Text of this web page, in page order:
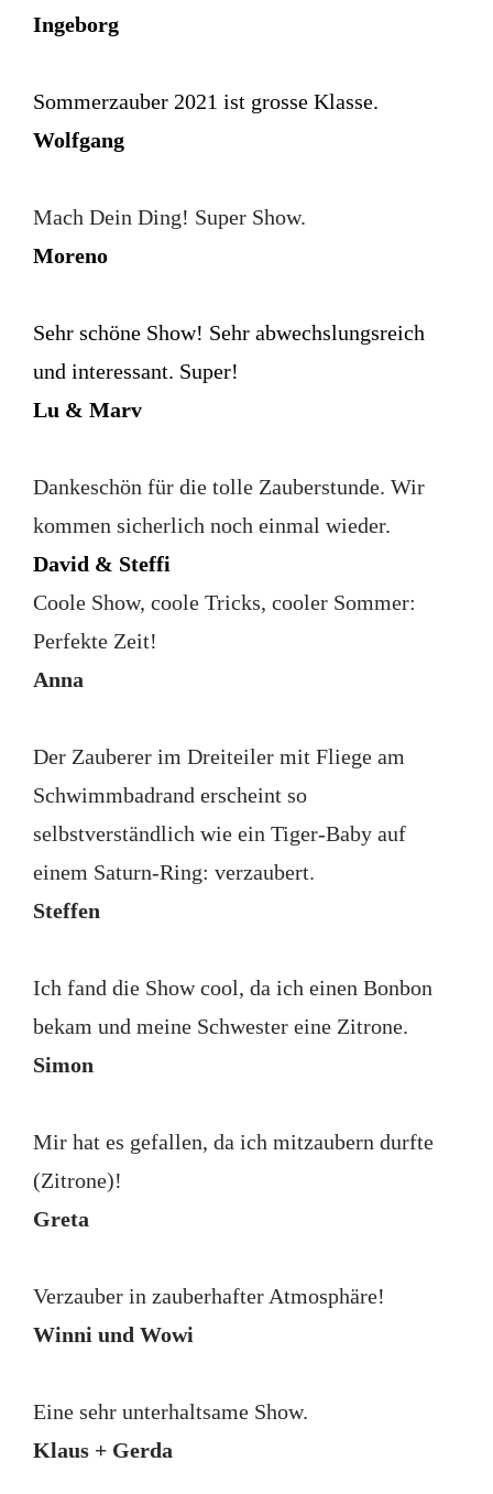
Ingeborg
Sommerzauber 2021 ist grosse Klasse.
Wolfgang
Mach Dein Ding! Super Show.
Moreno
Sehr schöne Show! Sehr abwechslungsreich
und interessant. Super!
Lu & Marv
Dankeschön für die tolle Zauberstunde. Wir
kommen sicherlich noch einmal wieder.
David & Steffi
Coole Show, coole Tricks, cooler Sommer:
Perfekte Zeit!
Anna
Der Zauberer im Dreiteiler mit Fliege am
Schwimmbadrand erscheint so
selbstverständlich wie ein Tiger-Baby auf
einem Saturn-Ring: verzaubert.
Steffen
Ich fand die Show cool, da ich einen Bonbon
bekam und meine Schwester eine Zitrone.
Simon
Mir hat es gefallen, da ich mitzaubern durfte
(Zitrone)!
Greta
Verzauber in zauberhafter Atmosphäre!
Winni und Wowi
Eine sehr unterhaltsame Show.
Klaus + Gerda